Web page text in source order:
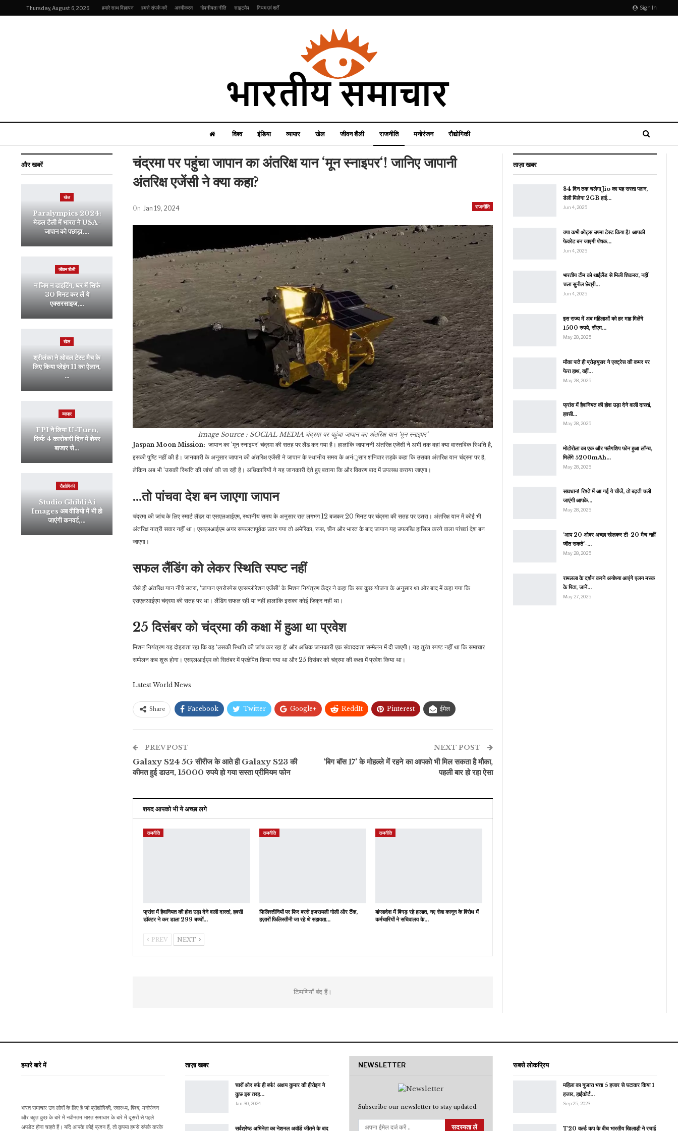
Sign In
Thursday, August 6, 2026 हमारे साथ विज्ञापन हमसे संपर्क करें अस्वीकरण गोपनीयता नीति साइटमैप नियम एवं शर्तें
विश्व इंडिया व्यापार खेल जीवन शैली राजनीति मनोरंजन रौद्योगिकी
चंद्रमा पर पहुंचा जापान का अंतरिक्ष यान ‘मून स्नाइपर‘! जानिए जापानी
अंतरिक्ष एजेंसी ने क्या कहा?
राजनीति
On Jan 19, 2024
Image Source : SOCIAL MEDIAचंद्रमा पर पहुंचा जापान का अंतरिक्ष यान ‘मून स्नाइपर‘
Jaspan Moon Mission: जापान का ‘मून स्नाइपर‘ चंद्रमा की सतह पर लैंड कर गया है। हालांकि जापाननी अंतरिक्ष एजेंसी ने अभी तक वहां क्या वास्तविक स्थिति है,
इसकी पुष्टि नहीं की है। जानकारी के अनुसार जापान की अंतरिक्ष एजेंसी ने जापान के स्थानीय समय के अनंुसार शनिवार तड़के कहा कि उसका अंतरिक्ष यान चंद्रमा पर है,
लेकिन अब भी ‘उसकी स्थिति की जांच‘ की जा रही है। अधिकारियों ने यह जानकारी देते हुए बताया कि और विवरण बाद में उपलब्ध कराया जाएगा।
…तो पांचवा देश बन जाएगा जापान
चंद्रमा की जांच के लिए स्मार्ट लैंडर या एसएलआईएम, स्थानीय समय के अनुसार रात लगभग 12 बजकर 20 मिनट पर चंद्रमा की सतह पर उतरा। अंतरिक्ष यान में कोई भी
अंतरिक्ष यात्री सवार नहीं था। एसएलआईएम अगर सफलतापूर्वक उतर गया तो अमेरिका, रूस, चीन और भारत के बाद जापान यह उपलब्धि हासिल करने वाला पांचवां देश बन
जाएगा।
सफल लैंडिंग को लेकर स्थिति स्पष्ट नहीं
जैसे ही अंतरिक्ष यान नीचे उतरा, ‘जापान एयरोस्पेस एक्सप्लोरेशन एजेंसी‘ के मिशन नियंत्रण केंद्र ने कहा कि सब कुछ योजना के अनुसार था और बाद में कहा गया कि
एसएलआईएम चंद्रमा की सतह पर था। लैंडिंग सफल रही या नहीं हालांकि इसका कोई ज़िक्र नहीं था।
25 दिसंबर को चंद्रमा की कक्षा में हुआ था प्रवेश
मिशन नियंत्रण यह दोहराता रहा कि वह ‘उसकी स्थिति की जांच कर रहा है‘ और अधिक जानकारी एक संवाददाता सम्मेलन में दी जाएगी। यह तुरंत स्पष्ट नहीं था कि समाचार
सम्मेलन कब शुरू होगा। एसएलआईएम को सितंबर में प्रक्षेपित किया गया था और 25 दिसंबर को चंद्रमा की कक्षा में प्रवेश किया था।
Latest World News
Share Facebook Twitter Google+ ReddIt Pinterest ईमेल
PREV POST
Galaxy S24 5G सीरीज के आते ही Galaxy S23 की
कीमत हुई डाउन, 15000 रुपये हो गया सस्ता प्रीमियम फोन
NEXT POST
‘बिग बॉस 17’ के मोहल्ले में रहने का आपको भी मिल सकता है मौका,
पहली बार हो रहा ऐसा
शयद आपको भी ये अच्छा लगे
राजनीति
फ्रांस में हैवानियत की होश उड़ा देने वाली दास्तां, हवसी
डॉक्टर ने कर डाला 299 बच्चों…
राजनीति
फिलिस्तीनियों पर फिर बरसे इजरायली गोली और टैंक,
हज़ारों फिलिस्तीनी जा रहे थे सहायता…
राजनीति
बांग्लादेश में बिगड़ रहे हालात, नए सेवा कानून के विरोध में
कर्मचारियों ने सचिवालय के…
PREV NEXT
टिप्पणियाँ बंद हैं।
ताज़ा खबर
84 दिन तक चलेगा Jio का यह सस्ता प्लान,
डेली मिलेगा 2GB हाई…
Jun 4, 2025
क्या कभी ओट्स उपमा टेस्ट किया है? आपकी
फेवरेट बन जाएगी पोषक…
Jun 4, 2025
भारतीय टीम को थाईलैंड से मिली शिकस्त, नहीं
चला सुनील छेत्री…
Jun 4, 2025
इस राज्य में अब महिलाओं को हर माह मिलेंगे
1500 रुपये, सीएम…
May 28, 2025
मौका पाते ही प्रोड्यूसर ने एक्ट्रेस की कमर पर
फेरा हाथ, वहीं…
May 28, 2025
फ्रांस में हैवानियत की होश उड़ा देने वाली दास्तां,
हवसी…
May 28, 2025
मोटोरोला का एक और फ्लैगशिप फोन हुआ लॉन्च,
मिलेंगे 5200mAh…
May 28, 2025
सावधान! रिश्ते में आ गई ये चीजें, तो बढ़ती चली
जाएंगी आपके…
May 28, 2025
‘आप 20 ओवर अच्छा खेलकर टी-20 मैच नहीं
जीत सकते’-…
May 28, 2025
रामलला के दर्शन करने अयोध्या आएंगे एलन मस्क
के पिता, जानें…
May 27, 2025
और खबरें
खेल
Paralympics 2024:
मेडल टैली में भारत ने USA-
जापान को पछाड़ा,…
जीवन शैली
न जिम न डाइटिंग, घर में सिर्फ
30 मिनट कर लें ये
एक्सरसाइज,…
खेल
श्रीलंका ने ओवल टेस्ट मैच के
लिए किया प्लेइंग 11 का ऐलान,
…
व्यापार
FPI ने लिया U-Turn,
सिर्फ 4 कारोबारी दिन में शेयर
बाजार से…
रौद्योगिकी
Studio Ghibli Ai
Images अब वीडियो में भी हो
जाएंगी कनवर्ट,…
हमारे बारे में
भारत समाचार उन लोगों के लिए है जो प्रौद्योगिकी, स्वास्थ्य, विश्व, मनोरंजन
और बहुत कुछ के बारे में नवीनतम भारत समाचार के बारे में दूसरों से पहले
अपडेट होना चाहते हैं। यदि आपके कोई प्रश्न हैं, तो कृपया हमसे संपर्क करके
ताज़ा खबर
चारों ओर बर्फ ही बर्फ! अक्षय कुमार की हीरोइन ने
कुछ इस तरह…
Jan 30, 2024
सर्वश्रेष्ठ अभिनेता का नेशनल अवॉर्ड जीतने के बाद
NEWSLETTER
Subscribe our newsletter to stay updated.
सदस्यता लें
सबसे लोकप्रिय
महिला का गुजारा भत्ता 5 हजार से घटाकर किया 1
हजार, हाईकोर्ट…
Sep 25, 2023
T20 वर्ल्ड कप के बीच भारतीय खिलाड़ी ने रचाई